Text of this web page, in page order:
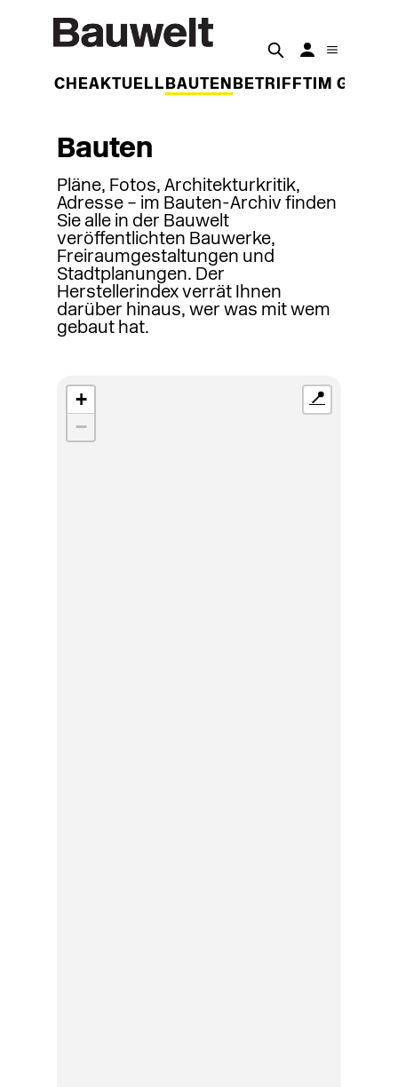
WOCHEAKTUELL BAUTEN BETRIFFT IM
Bauten
Pläne, Fotos, Architekturkritik,
Adresse – im Bauten-Archiv finden
Sie alle in der Bauwelt
veröffentlichten Bauwerke,
Freiraumgestaltungen und
Stadtplanungen. Der
Herstellerindex verrät Ihnen
darüber hinaus, wer was mit wem
gebaut hat.
+
−
📍